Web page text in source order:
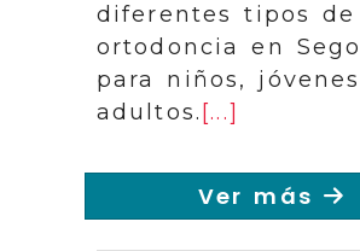
diferentes tipos de
ortodoncia en
para niños,
adultos. [...]
Ver más